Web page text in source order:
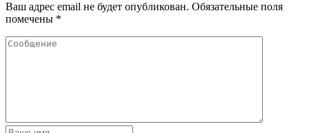
Ваш адрес email не будет опубликован. Обязательные поля
помечены *